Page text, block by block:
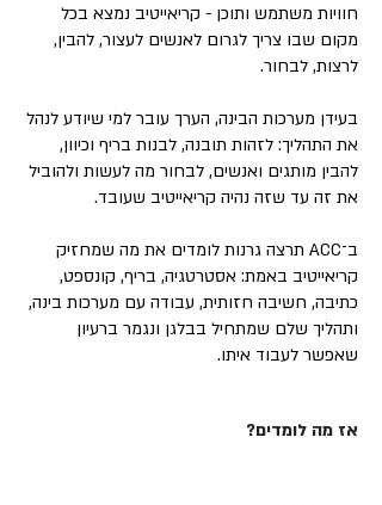
חוויות משתמש ותוכן - קריאייטיב נמצא בכל
מקום שבו צריך לגרום לאנשים לעצור, להבין,
לרצות, לבחור.
בעידן מערכות הבינה, הערך עובר למי שיודע לנהל
את התהליך: לזהות תובנה, לבנות בריף וכיוון,
להבין מותגים ואנשים, לבחור מה לעשות ולהוביל
את זה עד שזה נהיה קריאייטיב שעובד.
ב־ACC תרצה גרנות לומדים את מה שמחזיק
קריאייטיב באמת: אסטרטגיה, בריף, קונספט,
כתיבה, חשיבה חזותית, עבודה עם מערכות בינה,
ותהליך שלם שמתחיל בבלגן ונגמר ברעיון
שאפשר לעבוד איתו.
אז מה לומדים?